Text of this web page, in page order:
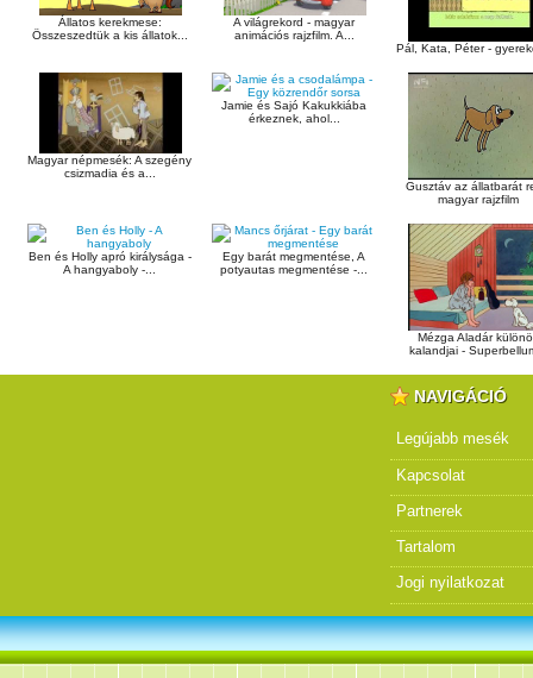
Állatos kerekmese:
Összeszedtük a kis állatok...
A világrekord - magyar
animációs rajzfilm. A...
Pál, Kata, Péter -
Magyar népmesék: A szegény
csizmadia és a...
Jamie és Sajó Kakukkiába
érkeznek, ahol...
Gusztáv az állatbarát
magyar rajzfilm
Ben és Holly apró királysága -
A hangyaboly -...
Egy barát megmentése, A
potyautas megmentése -...
Mézga Aladár
kalandjai -
NAVIGÁCIÓ
Legújabb mesék
Kapcsolat
Partnerek
Tartalom
Jogi nyilatkozat